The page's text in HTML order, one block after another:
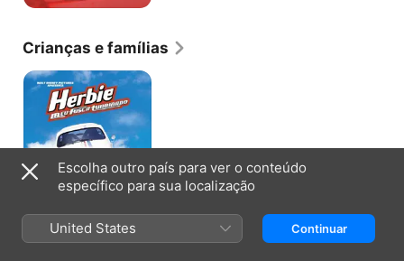
Crianças e famílias
Herbie
Meu
Fusca
Turbinado
Escolha outro país para ver o conteúdo
específico para sua localização
United States Continuar